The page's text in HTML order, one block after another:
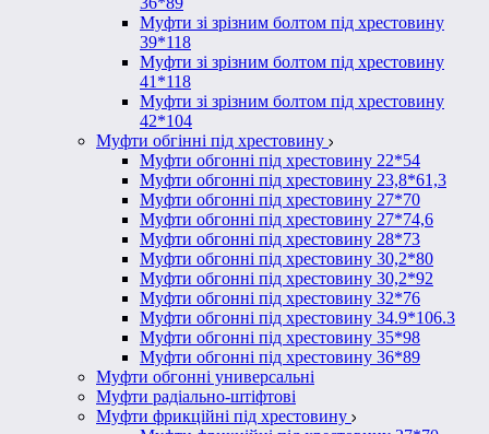
Муфти зі зрізним болтом під хрестовину
39*118
Муфти зі зрізним болтом під хрестовину
41*118
Муфти зі зрізним болтом під хрестовину
42*104
Муфти обгінні під хрестовину
Муфти обгонні під хрестовину 22*54
Муфти обгонні під хрестовину 23,8*61,3
Муфти обгонні під хрестовину 27*70
Муфти обгонні під хрестовину 27*74,6
Муфти обгонні під хрестовину 28*73
Муфти обгонні під хрестовину 30,2*80
Муфти обгонні під хрестовину 30,2*92
Муфти обгонні під хрестовину 32*76
Муфти обгонні під хрестовину 34.9*106.3
Муфти обгонні під хрестовину 35*98
Муфти обгонні під хрестовину 36*89
Муфти обгонні универсальні
Муфти радіально-штіфтові
Муфти фрикційні під хрестовину